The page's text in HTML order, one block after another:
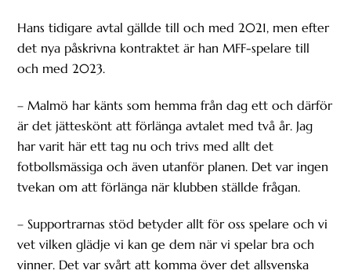
Hans tidigare avtal gällde till och med 2021, men efter
det nya påskrivna kontraktet är han MFF-spelare till
och med 2023.
– Malmö har känts som hemma från dag ett och därför
är det jätteskönt att förlänga avtalet med två år. Jag
har varit här ett tag nu och trivs med allt det
fotbollsmässiga och även utanför planen. Det var ingen
tvekan om att förlänga när klubben ställde frågan.
– Supportrarnas stöd betyder allt för oss spelare och vi
vet vilken glädje vi kan ge dem när vi spelar bra och
vinner. Det var svårt att komma över det allsvenska